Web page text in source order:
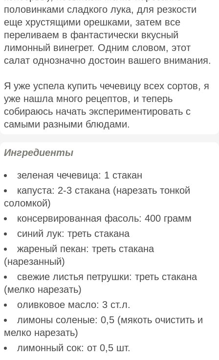
половинками сладкого лука, для резкости
еще хрустящими орешками, затем все
переливаем в фантастически вкусный
лимонный винегрет. Одним словом, этот
салат однозначно достоин вашего внимания.
Я уже успела купить чечевицу всех сортов, я
уже нашла много рецептов, и теперь
собираюсь начать экспериментировать с
самыми разными блюдами.
Ингредиенты
зеленая чечевица: 1 стакан
капуста: 2-3 стакана (нарезать тонкой
соломкой)
консервированная фасоль: 400 грамм
синий лук: треть стакана
жареный пекан: треть стакана
(нарезанный)
свежие листья петрушки: треть стакана
(мелко нарезать)
оливковое масло: 3 ст.л.
лимоны соленые: 0,5 (мякоть очистить и
мелко нарезать)
лимонный сок: от 0,5 шт.